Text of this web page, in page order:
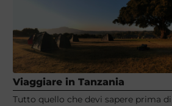
Viaggiare in Tanzania
Tutto quello che devi sapere prima